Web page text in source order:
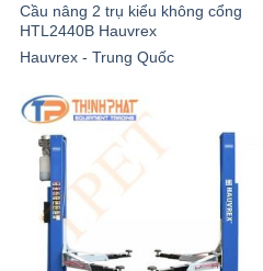
Cầu nâng 2 trụ kiểu không cổng
HTL2440B Hauvrex
Hauvrex - Trung Quốc